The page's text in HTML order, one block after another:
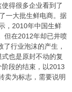
得很多企业看到了
一大批生鲜电商。据
，2010年中国生鲜
但在2012年却已井喷
行业泡沫的产生，
也是原封不动的复
段的结束，以2013
卖为标志，需要说明